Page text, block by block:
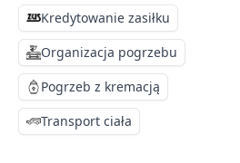
Kredytowanie zasiłku
Organizacja pogrzebu
Pogrzeb z kremacją
Transport ciała